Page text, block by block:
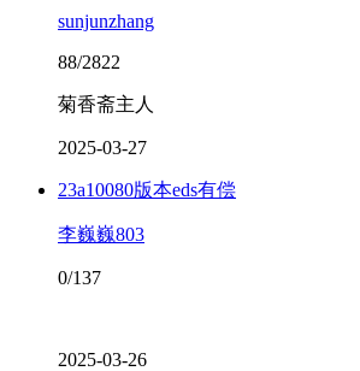
sunjunzhang
88/2822
菊香斋主人
2025-03-27
23a10080版本eds有偿
李巍巍803
0/137
2025-03-26